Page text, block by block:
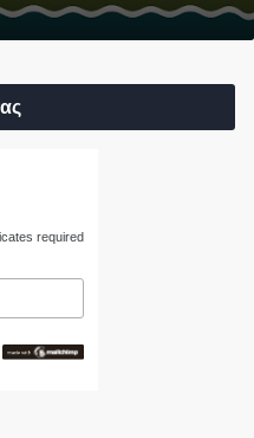
required